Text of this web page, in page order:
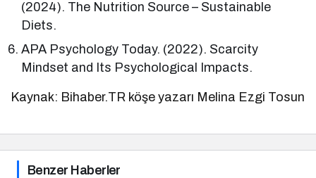
(2024). The Nutrition Source – Sustainable
Diets.
APA Psychology Today. (2022). Scarcity
Mindset and Its Psychological Impacts.
Kaynak: Bihaber.TR köşe yazarı Melina Ezgi Tosun
Benzer Haberler